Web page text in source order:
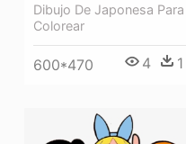
Dibujo De Japonesa Para
Colorear
600*470 4 1